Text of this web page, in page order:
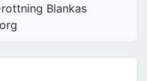
Blankas